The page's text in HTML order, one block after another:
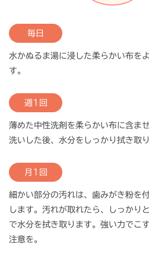
毎日
水かぬるま湯に浸した柔らかい布を
す。
週1回
薄めた中性洗剤を柔らかい布に含ま
洗いした後、水分をしっかり拭き取
月1回
細かい部分の汚れは、歯みがき粉を
します。汚れが取れたら、しっかり
で水分を拭き取ります。強い力でこ
注意を。